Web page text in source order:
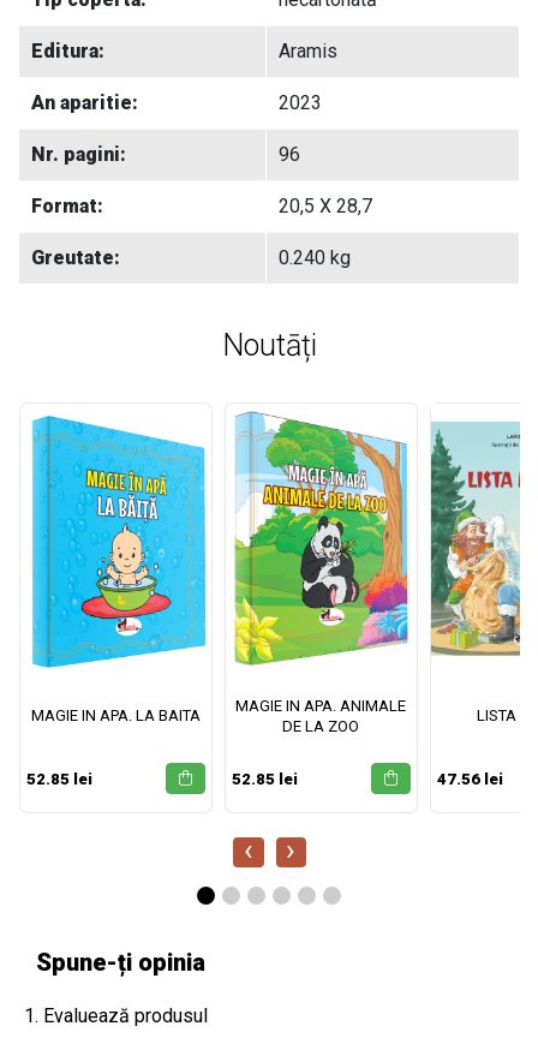
Editura: Aramis
An aparitie: 2023
Nr. pagini: 96
Format: 20,5 X 28,7
Greutate: 0.240 kg
Noutāți
MAGIE IN APA. LA BAITA
52.85 lei
MAGIE IN APA. ANIMALE
DE LA ZOO
52.85 lei
LISTA
47.56 lei
‹ ›
Spune-ți opinia
1. Evaluează produsul